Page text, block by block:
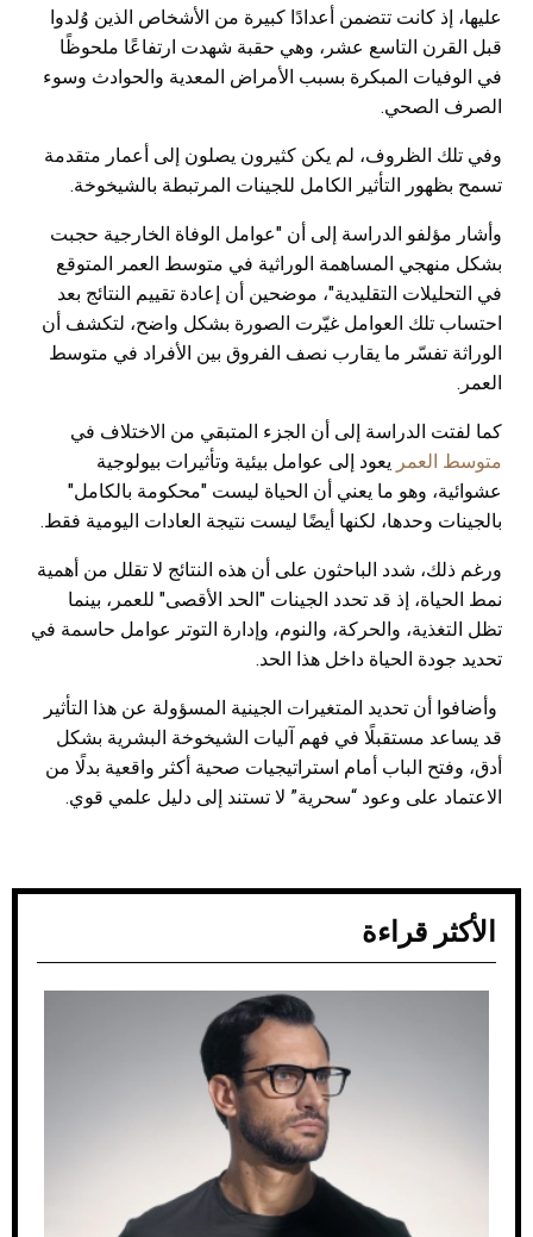
عليها، إذ كانت تتضمن أعدادًا كبيرة من الأشخاص الذين وُلدوا
قبل القرن التاسع عشر، وهي حقبة شهدت ارتفاعًا ملحوظًا
في الوفيات المبكرة بسبب الأمراض المعدية والحوادث وسوء
الصرف الصحي.
وفي تلك الظروف، لم يكن كثيرون يصلون إلى أعمار متقدمة
تسمح بظهور التأثير الكامل للجينات المرتبطة بالشيخوخة.
وأشار مؤلفو الدراسة إلى أن "عوامل الوفاة الخارجية حجبت
بشكل منهجي المساهمة الوراثية في متوسط العمر المتوقع
في التحليلات التقليدية"، موضحين أن إعادة تقييم النتائج بعد
احتساب تلك العوامل غيّرت الصورة بشكل واضح، لتكشف أن
الوراثة تفسّر ما يقارب نصف الفروق بين الأفراد في متوسط
العمر.
كما لفتت الدراسة إلى أن الجزء المتبقي من الاختلاف في
متوسط العمر يعود إلى عوامل بيئية وتأثيرات بيولوجية
عشوائية، وهو ما يعني أن الحياة ليست "محكومة بالكامل"
بالجينات وحدها، لكنها أيضًا ليست نتيجة العادات اليومية فقط.
ورغم ذلك، شدد الباحثون على أن هذه النتائج لا تقلل من أهمية
نمط الحياة، إذ قد تحدد الجينات "الحد الأقصى" للعمر، بينما
تظل التغذية، والحركة، والنوم، وإدارة التوتر عوامل حاسمة في
تحديد جودة الحياة داخل هذا الحد.
وأضافوا أن تحديد المتغيرات الجينية المسؤولة عن هذا التأثير
قد يساعد مستقبلًا في فهم آليات الشيخوخة البشرية بشكل
أدق، وفتح الباب أمام استراتيجيات صحية أكثر واقعية بدلًا من
الاعتماد على وعود “سحرية” لا تستند إلى دليل علمي قوي.
الأكثر قراءة